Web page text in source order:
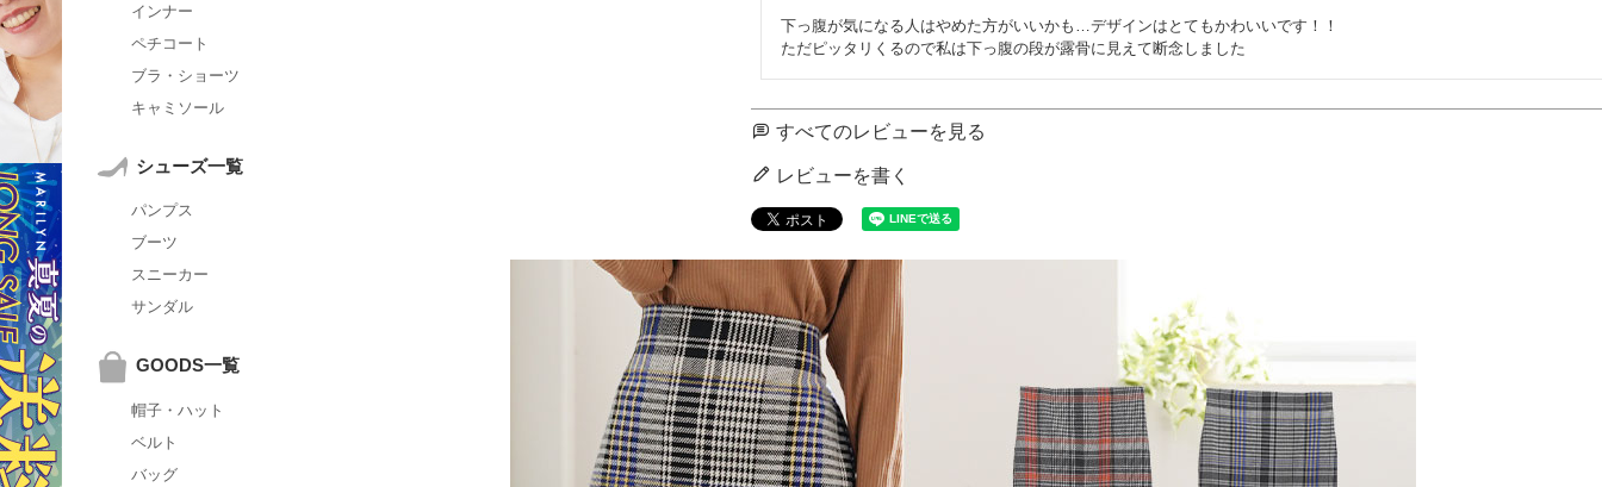
インナー
ペチコート
ブラ・ショーツ
キャミソール
シューズ一覧
パンプス
ブーツ
スニーカー
サンダル
GOODS一覧
帽子・ハット
ベルト
バッグ
下っ腹が気になる人はやめた方がいいかも…デザインはとてもかわいいです！！
ただピッタリくるので私は下っ腹の段が露骨に見えて断念しました
すべてのレビューを見る
レビューを書く